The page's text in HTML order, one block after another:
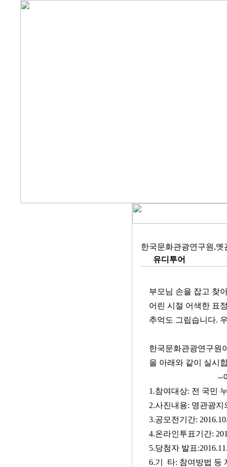
한국문화관광연구원,옛
유디투어
부모님 손을 잡고 찾
어린 시절 어색한 표
추억도 그립습니다.
한국문화관광연구원
을 아래와 같이 실시
--아
1.참여대상: 전 국민
2.사진내용: 명관광
3.공모전기간:
4.온라인투표기간:
5.당첨자 발표
6.기 타: 참여방법 등